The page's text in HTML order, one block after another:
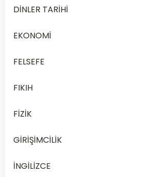
If
_________,
_________
the
A
rain /
DİNLER TARİHİ
EKONOMİ
FELSEFE
FIKIH
FİZİK
GİRİŞİMCİLİK
İNGİLİZCE